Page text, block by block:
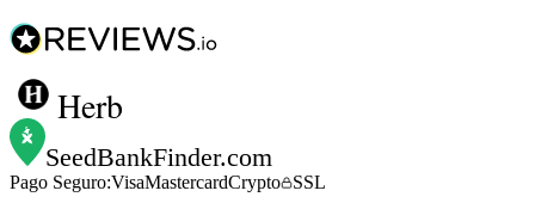
Herb
SeedBankFinder.com
Pago Seguro:VisaMastercardCrypto
SSL